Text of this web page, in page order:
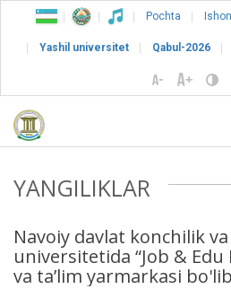
Pochta
Yashil universitet Qabul-2026
YANGILIKLAR
Navoiy davlat konchilik
universitetida “Job & Edu
va ta’lim yarmarkasi